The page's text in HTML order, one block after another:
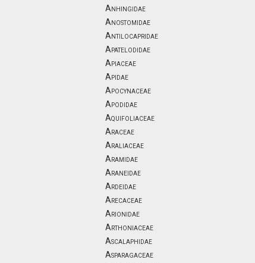
Anhingidae
Anostomidae
Antilocapridae
Apatelodidae
Apiaceae
Apidae
Apocynaceae
Apodidae
Aquifoliaceae
Araceae
Araliaceae
Aramidae
Araneidae
Ardeidae
Arecaceae
Arionidae
Arthoniaceae
Ascalaphidae
Asparagaceae